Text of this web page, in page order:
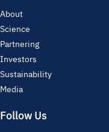
About
Science
Partnering
Investors
Sustainability
Media
Follow Us